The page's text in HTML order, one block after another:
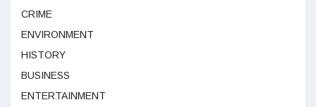
CRIME
ENVIRONMENT
HISTORY
BUSINESS
ENTERTAINMENT